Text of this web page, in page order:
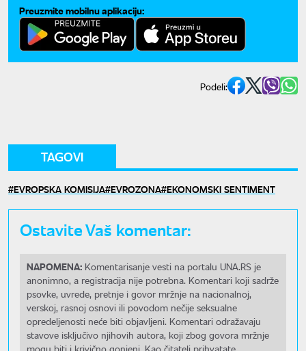
Preuzmite mobilnu aplikaciju:
Podeli:
TAGOVI
EVROPSKA KOMISIJA EVROZONA EKONOMSKI SENTIMENT
Ostavite Vaš komentar:
NAPOMENA: Komentarisanje vesti na portalu UNA.RS je
anonimno, a registracija nije potrebna. Komentari koji sadrže
psovke, uvrede, pretnje i govor mržnje na nacionalnoj,
verskoj, rasnoj osnovi ili povodom nečije seksualne
opredeljenosti neće biti objavljeni. Komentari odražavaju
stavove isključivo njihovih autora, koji zbog govora mržnje